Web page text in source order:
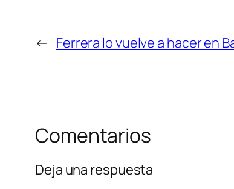
← Ferrera lo vuelve a hacer en
Comentarios
Deja una respuesta